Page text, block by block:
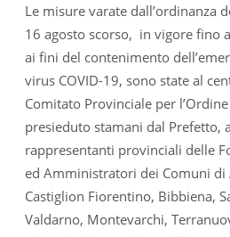
Le misure varate dall’ordinanza
16 agosto scorso, in vigore fino
ai fini del contenimento
virus COVID-19, sono state al
Comitato Provinciale per
presieduto stamani dal Prefetto,
rappresentanti provinciali delle
ed Amministratori dei Comuni di
Castiglion Fiorentino, Bibbiena,
Valdarno, Montevarchi,